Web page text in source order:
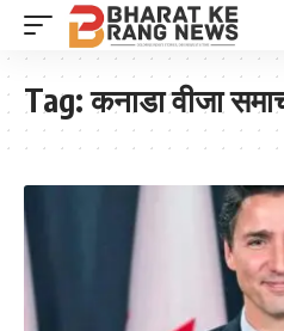
Tag:कनाडा वीजा